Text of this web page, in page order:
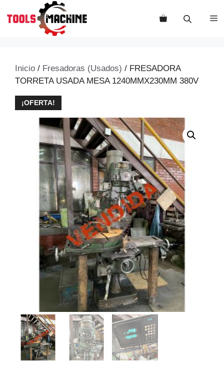
Inicio / Fresadoras (Usados) / FRESADORA
TORRETA USADA MESA 1240MMX230MM 380V
¡OFERTA!